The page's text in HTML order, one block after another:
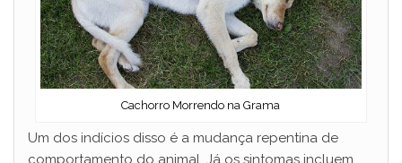
Cachorro Morrendo na Grama
Um dos indícios disso é a mudança repentina de
comportamento do animal. Já os sintomas incluem